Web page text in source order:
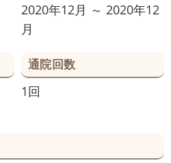
2020年12月 ～ 2020年12
月
通院回数
1回